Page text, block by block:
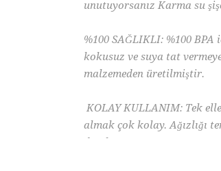
unutuyorsanız Karma su
%100 SAĞLIKLI: %100 BPA
kokusuz ve suya tat
malzemeden üretilmiştir.
KOLAY KULLANIM: Tek
almak çok kolay. Ağızlığı
damlama yapmaz.